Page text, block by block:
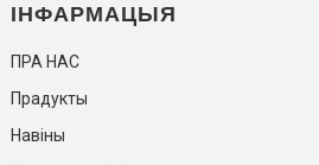
ІНФАРМАЦЫЯ
ПРА НАС
Прадукты
Навіны